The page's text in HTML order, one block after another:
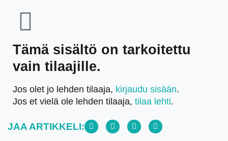
Tämä sisältö on tarkoitettu
vain tilaajille.
Jos olet jo lehden tilaaja, kirjaudu sisään.
Jos et vielä ole lehden tilaaja, tilaa lehti.
JAA ARTIKKELI: